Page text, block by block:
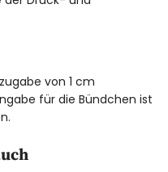
von 1 cm
für die Bündchen ist